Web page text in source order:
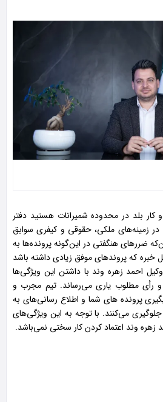
کار بلد در محدوده شمیرانات هستید دفتر
در زمینه‌های ملکی، حقوقی و کیفری سوابق
ضررهای هنگفتی در این‌گونه پرونده‌ها به
خبره که پروند‌های موفق زیادی داشته باشد
احمد زهره وند با داشتن این ‌ویژگی‌ها
و رأی مطلوب یاری می‌رساند. تیم مجرب و‌
پروند‌ه های شما و اطلاع رسانی‌های به
می‌کنند. با توجه به این‌ ویژگی‌های
وند اعتماد کردن کار سختی نمی‌باشد.